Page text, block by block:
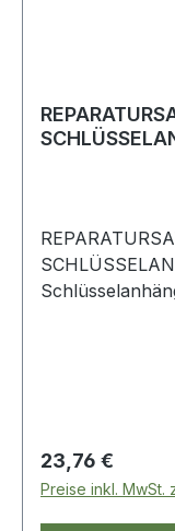
Regulärer Preis:
23,76 €
Preise inkl. MwSt.